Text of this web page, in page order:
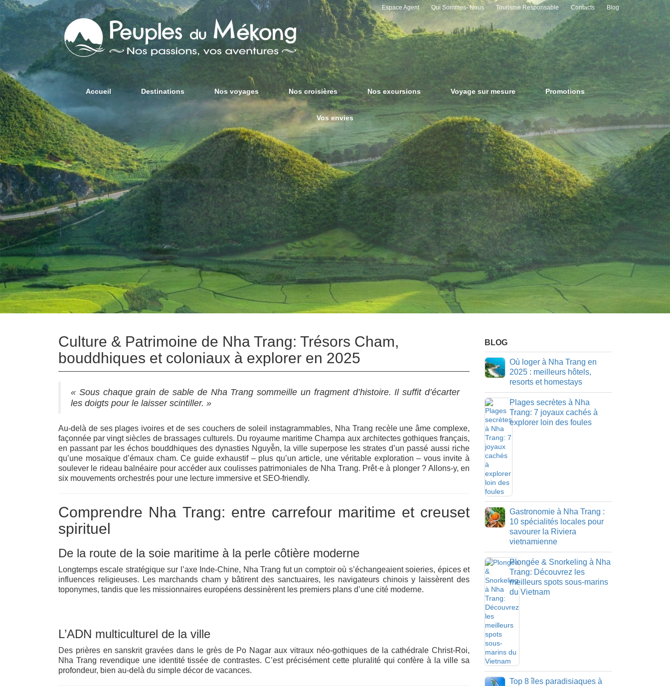
Espace Agent Qui Sommes- Nous Tourisme Responsable Contacts Blog
Accueil Destinations Nos voyages Nos croisières Nos excursions Voyage sur mesure Promotions
Vos envies
Culture & Patrimoine de Nha Trang: Trésors Cham,
bouddhiques et coloniaux à explorer en 2025
« Sous chaque grain de sable de Nha Trang sommeille un fragment d’histoire. Il suffit d’écarter
les doigts pour le laisser scintiller. »
Au‑delà de ses plages ivoires et de ses couchers de soleil instagrammables, Nha Trang recèle une âme complexe,
façonnée par vingt siècles de brassages culturels. Du royaume maritime Champa aux architectes gothiques français,
en passant par les échos bouddhiques des dynasties Nguyễn, la ville superpose les strates d’un passé aussi riche
qu’une mosaïque d’émaux cham. Ce guide exhaustif – plus qu’un article, une véritable exploration – vous invite à
soulever le rideau balnéaire pour accéder aux coulisses patrimoniales de Nha Trang. Prêt·e à plonger ? Allons‑y, en
six mouvements orchestrés pour une lecture immersive et SEO‑friendly.
Comprendre Nha Trang: entre carrefour maritime et creuset
spirituel
De la route de la soie maritime à la perle côtière moderne
Longtemps escale stratégique sur l’axe Inde‑Chine, Nha Trang fut un comptoir où s’échangeaient soieries, épices et
influences religieuses. Les marchands cham y bâtirent des sanctuaires, les navigateurs chinois y laissèrent des
toponymes, tandis que les missionnaires européens dessinèrent les premiers plans d’une cité moderne.
L’ADN multiculturel de la ville
Des prières en sanskrit gravées dans le grès de Po Nagar aux vitraux néo‑gothiques de la cathédrale Christ‑Roi,
Nha Trang revendique une identité tissée de contrastes. C’est précisément cette pluralité qui confère à la ville sa
profondeur, bien au‑delà du simple décor de vacances.
BLOG
Où loger à Nha Trang en
2025 : meilleurs hôtels,
resorts et homestays
Plages secrètes à Nha
Trang: 7 joyaux cachés à
explorer loin des foules
Gastronomie à Nha Trang :
10 spécialités locales pour
savourer la Riviera
vietnamienne
Plongée & Snorkeling à Nha
Trang: Découvrez les
meilleurs spots sous-marins
du Vietnam
Top 8 îles paradisiaques à